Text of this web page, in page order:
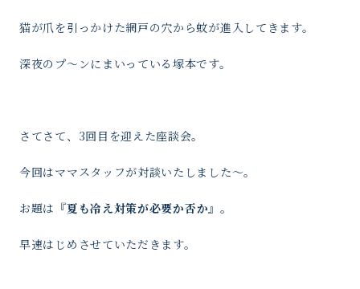
猫が爪を引っかけた網戸の穴から蚊が進入してきます。
深夜のプ〜ンにまいっている塚本です。
さてさて、3回目を迎えた座談会。
今回はママスタッフが対談いたしました〜。
お題は 『夏も冷え対策が必要か否か』。
早速はじめさせていただきます。